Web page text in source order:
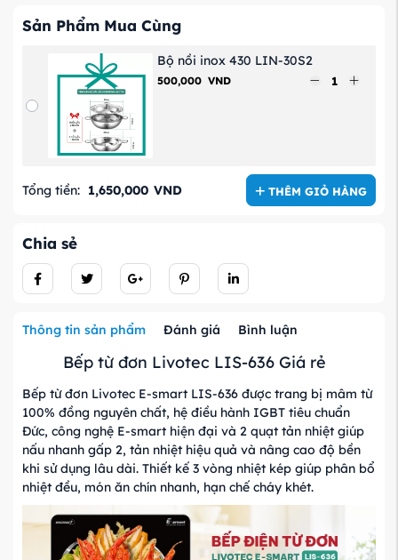
Sản Phẩm Mua Cùng
Bộ nồi inox 430 LIN-30S2
500,000 VND
Tổng tiền: 1,650,000 VND THÊM GIỎ HÀNG
Chia sẻ
Thông tin sản phẩm Đánh giá Bình luận
Bếp từ đơn Livotec LIS-636 Giá rẻ
Bếp từ đơn Livotec E-smart LIS-636 được trang bị mâm từ
100% đồng nguyên chất, hệ điều hành IGBT tiêu chuẩn
Đức, công nghệ E-smart hiện đại và 2 quạt tản nhiệt giúp
nấu nhanh gấp 2, tản nhiệt hiệu quả và nâng cao độ bền
khi sử dụng lâu dài. Thiết kế 3 vòng nhiệt kép giúp phân bổ
nhiệt đều, món ăn chín nhanh, hạn chế cháy khét.